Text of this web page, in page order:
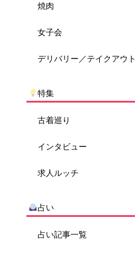
焼肉
女子会
デリバリー／テイクアウト
特集
古着巡り
インタビュー
求人ルッチ
占い
占い記事一覧